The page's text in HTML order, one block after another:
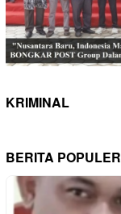
KRIMINAL
BERITA POPULER